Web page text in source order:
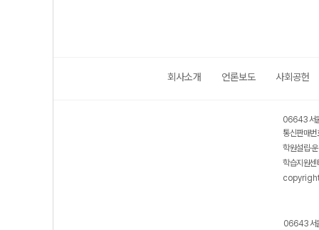
회사소개 언론보도 사회공헌
06643 서
통신판매
학원설립·
학습지원
06643 서